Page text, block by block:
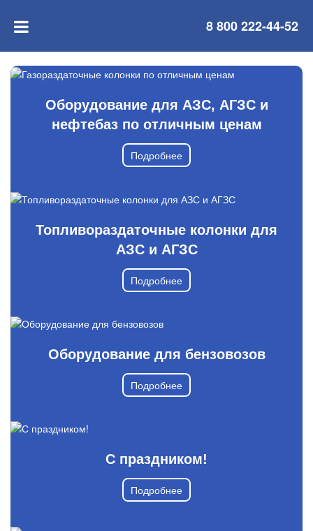
8 800 222-44-52
Оборудование для АЗС, АГЗС и
нефтебаз по отличным ценам
Подробнее
Топливораздаточные колонки для
АЗС и АГЗС
Подробнее
Оборудование для бензовозов
Подробнее
С праздником!
Подробнее